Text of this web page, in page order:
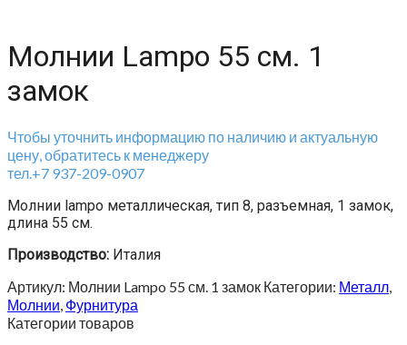
Молнии Lampo 55 см. 1
замок
Чтобы уточнить информацию по наличию и актуальную
цену, обратитесь к менеджеру
тел.+7 937-209-0907
Молнии lampo металлическая, тип 8, разъемная, 1 замок,
длина 55 см.
Производство: Италия
Артикул: Молнии Lampo 55 см. 1 замок Категории: Металл,
Молнии, Фурнитура
Категории товаров